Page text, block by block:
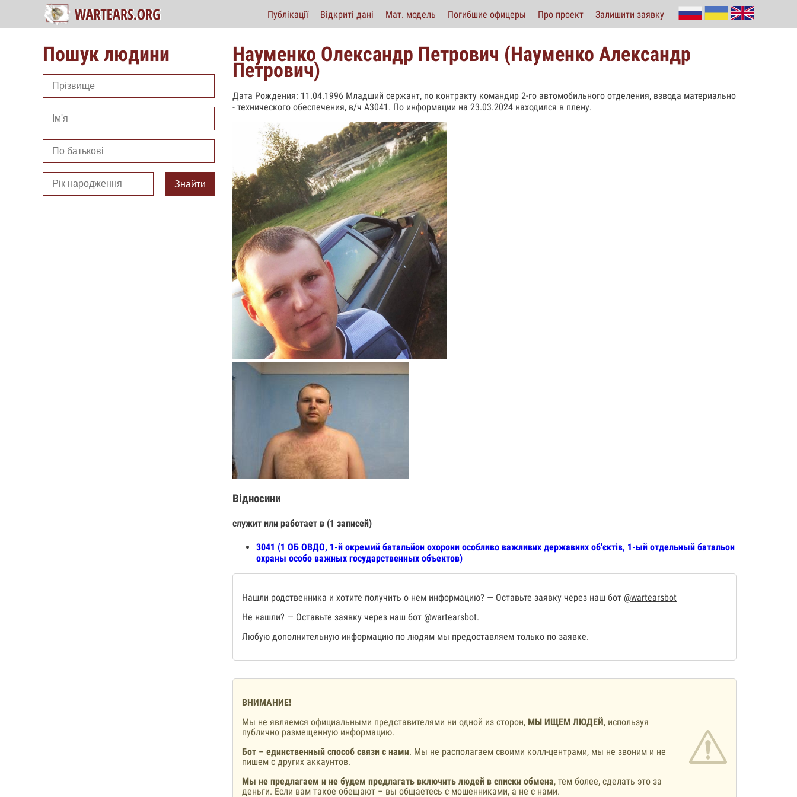
Публікації Відкриті дані Мат. модель Погибшие офицеры Про проект Залишити заявку
Пошук людини
Знайти
Науменко Олександр Петрович (Науменко Александр
Петрович)
Дата Рождения: 11.04.1996 Младший сержант, по контракту командир 2-го автомобильного отделения, взвода материально
- технического обеспечения, в/ч А3041. По информации на 23.03.2024 находился в плену.
Відносини
служит или работает в (1 записей)
3041 (1 ОБ ОВДО, 1-й окремий батальйон охорони особливо важливих державних об'єктів, 1-ый отдельный батальон
охраны особо важных государственных объектов)
Нашли родственника и хотите получить о нем информацию? — Оставьте заявку через наш бот @wartearsbot
Не нашли? — Оставьте заявку через наш бот @wartearsbot.
Любую дополнительную информацию по людям мы предоставляем только по заявке.
ВНИМАНИЕ!
Мы не являемся официальными представителями ни одной из сторон, МЫ ИЩЕМ ЛЮДЕЙ, используя
публично размещенную информацию.
Бот – единственный способ связи с нами. Мы не располагаем своими колл-центрами, мы не звоним и не
пишем с других аккаунтов.
Мы не предлагаем и не будем предлагать включить людей в списки обмена, тем более, сделать это за
деньги. Если вам такое обещают – вы общаетесь с мошенниками, а не с нами.